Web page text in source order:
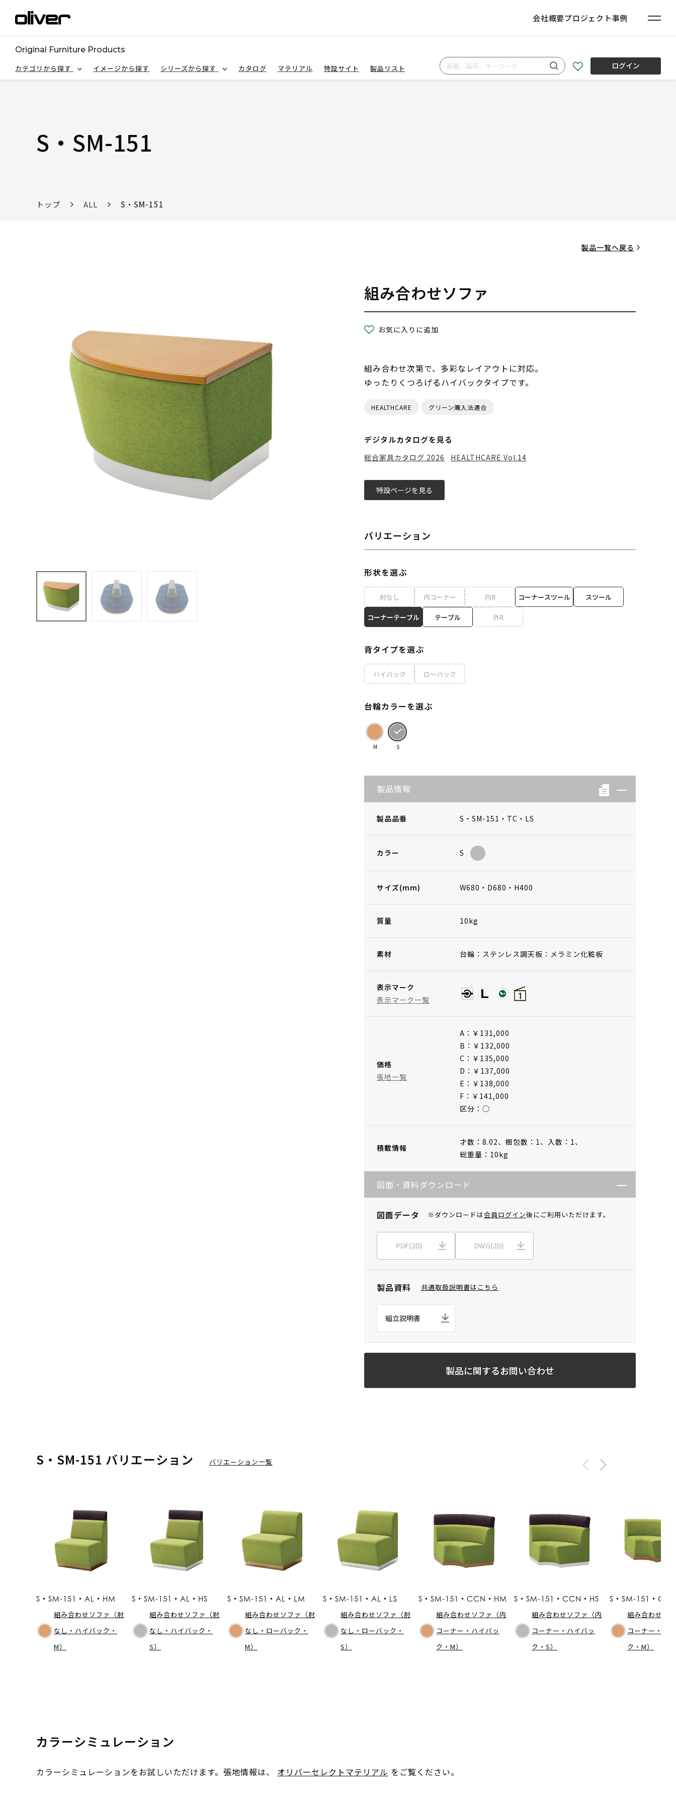
会社概要プロジェクト事例
Original Furniture Products
カテゴリから探す
イメージから探す シリーズから探す カタログ マテリアル 特設サイト 製品リスト ログイン
S・SM-151
トップ ALL S・SM-151
製品一覧へ戻る
組み合わせソファ
お気に入りに追加
組み合わせ次第で、多彩なレイアウトに対応。
ゆったりくつろげるハイバックタイプです。
HEALTHCARE グリーン購入法適合
デジタルカタログを見る
総合家具カタログ 2026 HEALTHCARE Vol.14
特設ページを見る
バリエーション
形状を選ぶ
肘なし 内コーナー 内R コーナースツール スツール
コーナーテーブル テーブル 外R
背タイプを選ぶ
ハイバック ローバック
台輪カラーを選ぶ
M S
製品情報
製品品番 S・SM-151・TC・LS
カラー S
サイズ(mm) W680・D680・H400
質量 10kg
素材 台輪：ステンレス調天板：メラミン化粧板
表示マーク
表示マーク一覧
価格
張地一覧
A：￥131,000
B：￥132,000
C：￥135,000
D：￥137,000
E：￥138,000
F：￥141,000
区分：◯
積載情報
才数：8.02、 梱包数：1、 入数：1、
総重量：10kg
図面・資料ダウンロード
図面データ ※ダウンロードは会員ログイン後にご利用いただけます。
PDF(2D) DWG(2D)
製品資料 共通取扱説明書はこちら
組立説明書
製品に関するお問い合わせ
S・SM-151 バリエーション バリエーション一覧
S・SM-151・AL・HM
組み合わせソファ（肘
なし・ハイバック・
M）
S・SM-151・AL・HS
組み合わせソファ（肘
なし・ハイバック・
S）
S・SM-151・AL・LM
組み合わせソファ（肘
なし・ローバック・
M）
S・SM-151・AL・LS
組み合わせソファ（肘
なし・ローバック・
S）
S・SM-151・CCN・HM
組み合わせソファ（内
コーナー・ハイバッ
ク・M）
S・SM-151・CCN・HS
組み合わせソファ（内
コーナー・ハイバッ
ク・S）
S・SM-151・
組み合わせソ
コーナー・ロ
ク・M）
カラーシミュレーション
カラーシミュレーションをお試しいただけます。張地情報は、 オリバーセレクトマテリアル をご覧ください。